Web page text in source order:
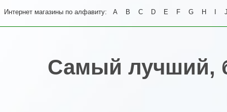
Интернет магазины по алфавиту: A B C D E F G H
Самый лучший,